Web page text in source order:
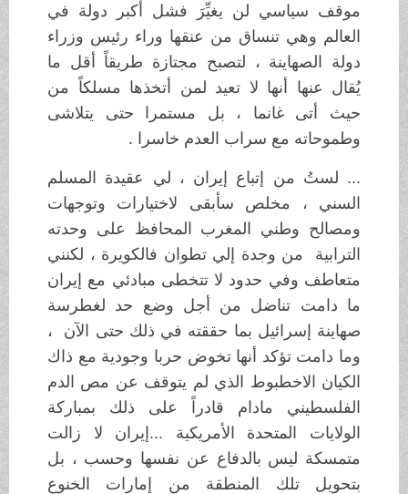
موقف سياسي لن يغيِّرَ فشل أكبر دولة في
العالم وهي تنساق من عنقها وراء رئيس وزراء
دولة الصهاينة ، لتصبح مجتازة طريقاً أقل ما
يُقال عنها أنها لا تعيد لمن أتخذها مسلكاً من
حيث أتى غانما ، بل مستمرا حتى يتلاشى
وطموحاته مع سراب العدم خاسرا .
... لستُ من إتباع إيران ، لي عقيدة المسلم
السني ، مخلص سأبقى لاختيارات وتوجهات
ومصالح وطني المغرب المحافظ على وحدته
الترابية من وجدة إلي تطوان فالكويرة ، لكنني
متعاطف وفي حدود لا تتخطى مبادئي مع إيران
ما دامت تناضل من أجل وضع حد لغطرسة
صهاينة إسرائيل بما حققته في ذلك حتى الآن ،
وما دامت تؤكد أنها تخوض حربا وجودية مع ذاك
الكيان الاخطبوط الذي لم يتوقف عن مص الدم
الفلسطيني مادام قادراً على ذلك بمباركة
الولايات المتحدة الأمريكية ...إيران لا زالت
متمسكة ليس بالدفاع عن نفسها وحسب ، بل
بتحويل تلك المنطقة من إمارات الخنوع